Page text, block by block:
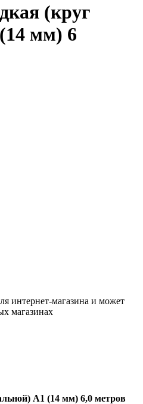
(круг
мм) 6
интернет-магазина и может
магазинах
А1 (14 мм) 6,0 метров